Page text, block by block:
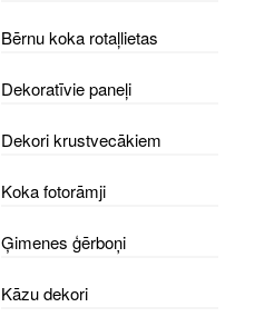
Bērnu koka rotaļlietas
Dekoratīvie paneļi
Dekori krustvecākiem
Koka fotorāmji
Ģimenes ģērboņi
Kāzu dekori